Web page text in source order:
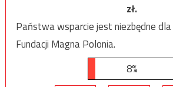
zł.
Państwa wsparcie jest niezbędne
Fundacji Magna Polonia.
8%